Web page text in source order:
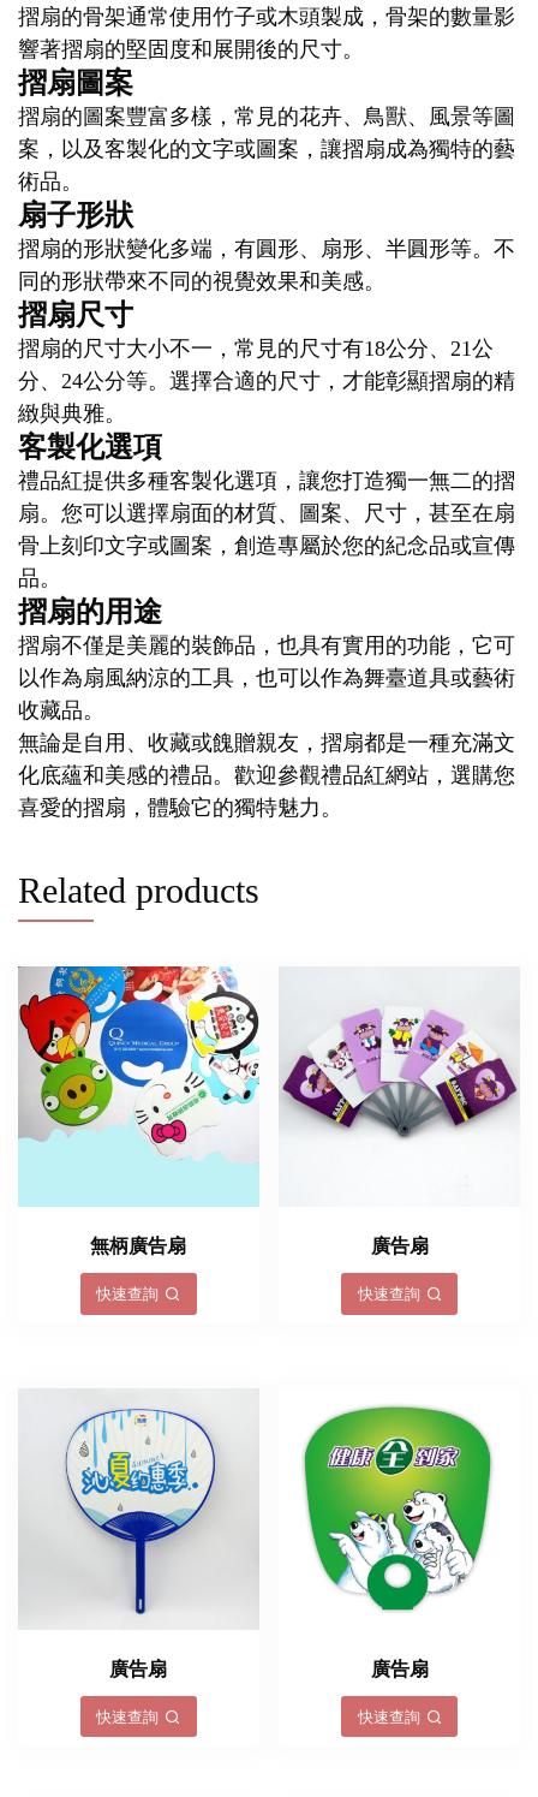
摺扇的骨架通常使用竹子或木頭製成，骨架的數量影
響著摺扇的堅固度和展開後的尺寸。
摺扇圖案
摺扇的圖案豐富多樣，常見的花卉、鳥獸、風景等圖
案，以及客製化的文字或圖案，讓摺扇成為獨特的藝
術品。
扇子形狀
摺扇的形狀變化多端，有圓形、扇形、半圓形等。不
同的形狀帶來不同的視覺效果和美感。
摺扇尺寸
摺扇的尺寸大小不一，常見的尺寸有18公分、21公
分、24公分等。選擇合適的尺寸，才能彰顯摺扇的精
緻與典雅。
客製化選項
禮品紅提供多種客製化選項，讓您打造獨一無二的摺
扇。您可以選擇扇面的材質、圖案、尺寸，甚至在扇
骨上刻印文字或圖案，創造專屬於您的紀念品或宣傳
品。
摺扇的用途
摺扇不僅是美麗的裝飾品，也具有實用的功能，它可
以作為扇風納涼的工具，也可以作為舞臺道具或藝術
收藏品。
無論是自用、收藏或餽贈親友，摺扇都是一種充滿文
化底蘊和美感的禮品。歡迎參觀禮品紅網站，選購您
喜愛的摺扇，體驗它的獨特魅力。
Related products
無柄廣告扇
快速查詢
廣告扇
快速查詢
廣告扇
快速查詢
廣告扇
快速查詢